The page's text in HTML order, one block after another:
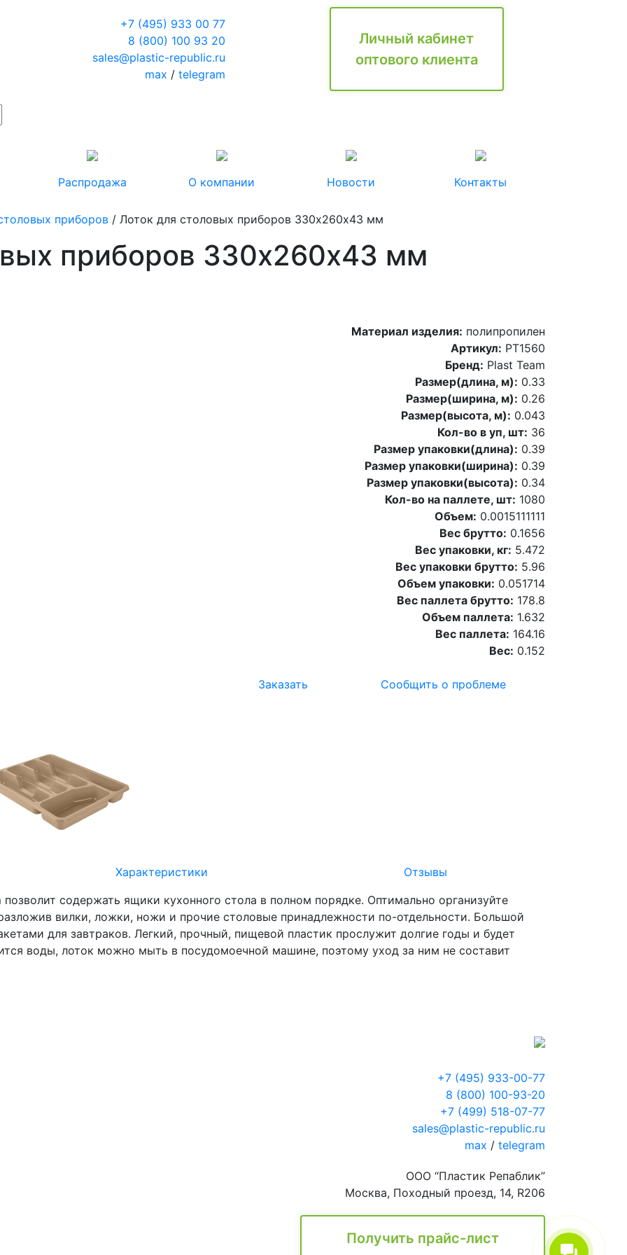
+7 (495) 933 00 77
8 (800) 100 93 20
sales@plastic-republic.ru
max / telegram
Личный кабинет
оптового клиента
Распродажа О компании Новости Контакты
приборов / Лоток для столовых приборов 330х260х43 мм
приборов 330х260х43 мм
Материал изделия: полипропилен
Артикул: PT1560
Бренд: Plast Team
Размер(длина, м): 0.33
Размер(ширина, м): 0.26
Размер(высота, м): 0.043
Кол-во в уп, шт: 36
Размер упаковки(длина): 0.39
Размер упаковки(ширина): 0.39
Размер упаковки(высота): 0.34
Кол-во на паллете, шт: 1080
Объем: 0.0015111111
Вес брутто: 0.1656
Вес упаковки, кг: 5.472
Вес упаковки брутто: 5.96
Объем упаковки: 0.051714
Вес паллета брутто: 178.8
Объем паллета: 1.632
Вес паллета: 164.16
Вес: 0.152
Заказать Сообщить о проблеме
Характеристики
Отзывы
содержать ящики кухонного стола в полном порядке. Оптимально организуйте
вилки, ложки, ножи и прочие столовые принадлежности по-отдельности. Большой
для завтраков. Легкий, прочный, пищевой пластик прослужит долгие годы и будет
воды, лоток можно мыть в посудомоечной машине, поэтому уход за ним не составит
+7 (495) 933-00-77
8 (800) 100-93-20
+7 (499) 518-07-77
sales@plastic-republic.ru
max / telegram
ООО “Пластик Репаблик”
Москва, Походный проезд, 14, R206
Получить прайс-лист